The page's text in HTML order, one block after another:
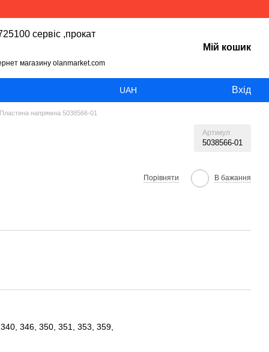
сервіс ,прокат
магазину olanmarket.com
Мій кошик
UAH Вхід
Пластина напрямна 5038566-01
Артикул
5038566-01
Порівняти В бажання
340, 346, 350, 351, 353, 359,